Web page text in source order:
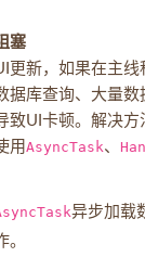
塞
更新，如果在主线
据库查询、大量
致UI卡顿。解决方
用AsyncTask、
异步加载
。